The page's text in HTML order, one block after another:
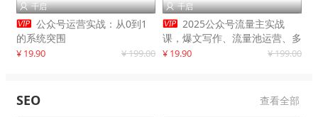
 千启
 公众号运营实战：从0到1
的系统突围
¥ 19.90 ¥ 199.00
 千启
 2025公众号流量主实战
课，爆文写作、流量池运营、多
平台分发，新手日入千元月赚5
¥ 19.90 ¥ 199.00
SEO 查看全部